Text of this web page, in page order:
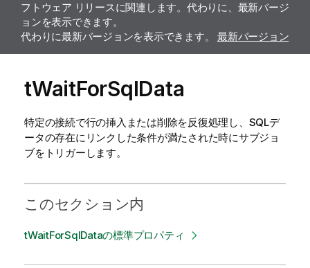
フトウェア リリースに関連します。代わりに、最新バージ
ョンを表示できます。
代わりに最新バージョンを表示できます。 最新バージョン
tWaitForSqlData
特定の接続で行の挿入または削除を反復処理し、SQLデ
ータの存在にリンクした条件が満たされた時にサブジョ
ブをトリガーします。
このセクション内
tWaitForSqlDataの標準プロパティ